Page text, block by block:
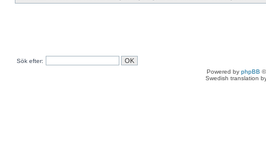
Sök efter:
Powered by phpBB
Swedish translation